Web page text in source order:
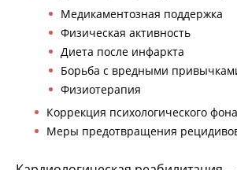
Медикаментозная поддержка
Физическая активность
Диета после инфаркта
Борьба с вредными
Физиотерапия
Коррекция психологического фона
Меры предотвращения